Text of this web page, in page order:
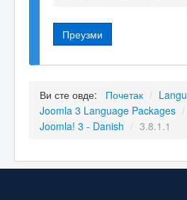
Преузми
Ви сте овде: Почетак /
Joomla 3 Language Packages /
Joomla! 3 - Danish / 3.8.1.1